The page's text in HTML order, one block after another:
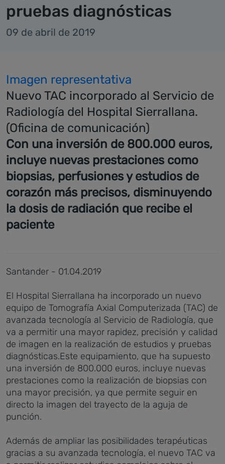
pruebas diagnósticas
09 de abril de 2019
Imagen representativa
Nuevo TAC incorporado al Servicio de
Radiología del Hospital Sierrallana.
(Oficina de comunicación)
Con una inversión de 800.000 euros,
incluye nuevas prestaciones como
biopsias, perfusiones y estudios de
corazón más precisos, disminuyendo
la dosis de radiación que recibe el
paciente
Santander - 01.04.2019
El Hospital Sierrallana ha incorporado un nuevo
equipo de Tomografía Axial Computerizada (TAC) de
avanzada tecnología al Servicio de Radiología, que
va a permitir una mayor rapidez, precisión y calidad
de imagen en la realización de estudios y pruebas
diagnósticas.Este equipamiento, que ha supuesto
una inversión de 800.000 euros, incluye nuevas
prestaciones como la realización de biopsias con
una mayor precisión, ya que permite seguir en
directo la imagen del trayecto de la aguja de
punción.
Además de ampliar las posibilidades terapéuticas
gracias a su avanzada tecnología, el nuevo TAC va